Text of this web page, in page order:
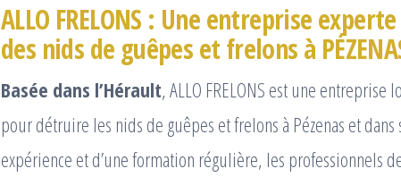
ALLO FRELONS : Une entreprise
des nids de guêpes et frelons à
Basée dans l’Hérault, ALLO FRELONS est une
pour détruire les nids de guêpes et frelons à Pézenas et
expérience et d’une formation régulière, les professionnels